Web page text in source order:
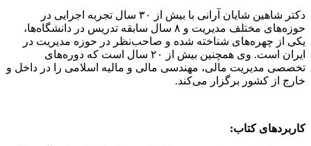
دکتر شاهین شایان آرانی با بیش از ۳۰ سال تجربه اجرایی در
حوزه‌های مختلف مدیریت و ۸ سال سابقه تدریس در دانشگاه‌ها،
یکی از چهره‌های شناخته شده و صاحب‌نظر در حوزه مدیریت در
ایران است. وی همچنین بیش از ۲۰ سال است که دوره‌های
تخصصی مدیریت مالی، مهندسی مالی و مالیه اسلامی را در داخل و
خارج از کشور برگزار می‌کند.
کاربردهای کتاب: